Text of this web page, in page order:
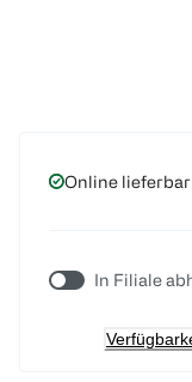
Online lieferbar
In Filiale